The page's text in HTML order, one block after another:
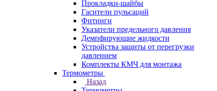
Прокладки-шайбы
Гасители пульсаций
Фитинги
Указатели предельного давления
Демпфирующие жидкости
Устройства защиты от перегрузки
давлением
Комплекты КМЧ для монтажа
Термометры
Назад